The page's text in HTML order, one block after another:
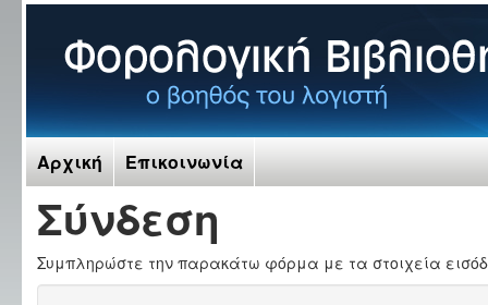
Αρχική Επικοινωνία
Σύνδεση
Συμπληρώστε την παρακάτω φόρμα με τα στοιχεία